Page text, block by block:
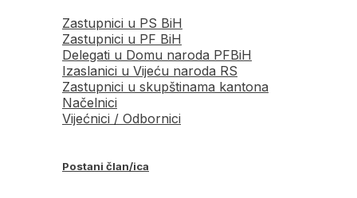
Zastupnici u PS BiH
Zastupnici u PF BiH
Delegati u Domu naroda PFBiH
Izaslanici u Vijeću naroda RS
Zastupnici u skupštinama kantona
Načelnici
Vijećnici / Odbornici
Postani član/ica